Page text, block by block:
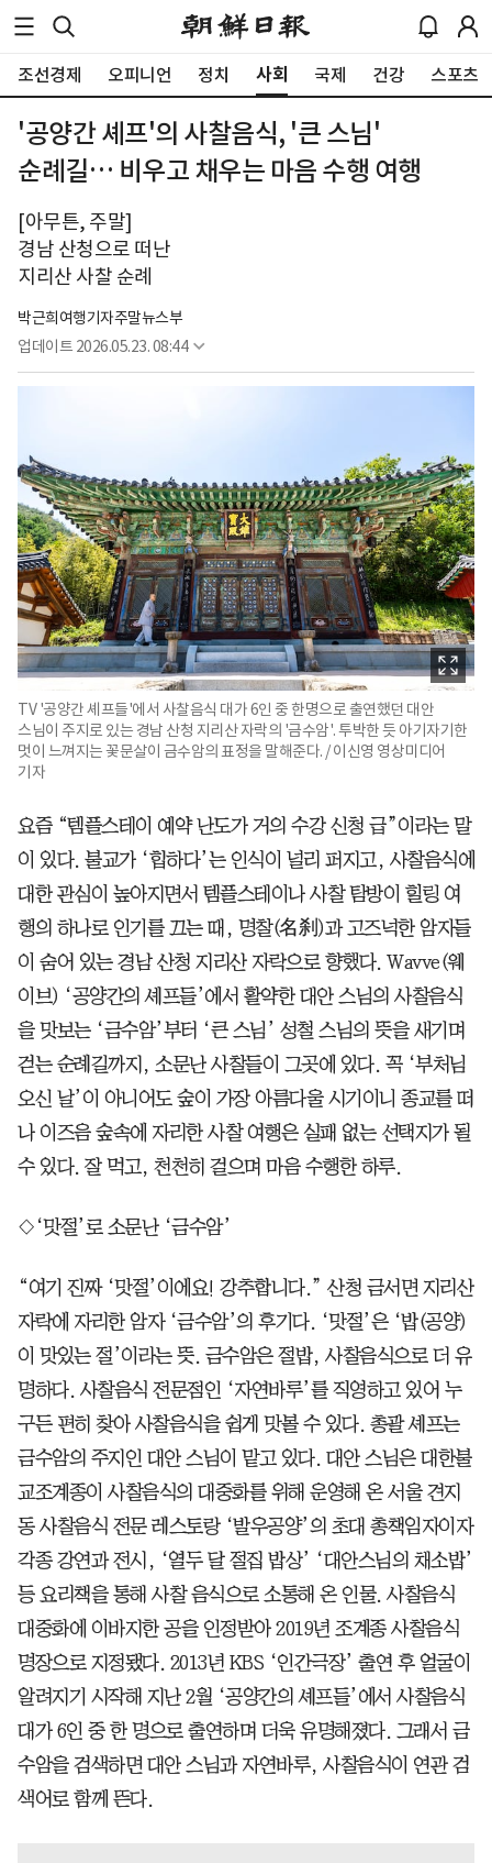
조선경제 오피니언 정치 사회 국제 건강 스포츠
'공양간 셰프'의 사찰음식, '큰 스님'
순례길… 비우고 채우는 마음 수행 여행
[아무튼, 주말]
경남 산청으로 떠난
지리산 사찰 순례
박근희여행기자주말뉴스부
업데이트 2026.05.23. 08:44
TV '공양간 셰프들'에서 사찰음식 대가 6인 중 한명으로 출연했던 대안
스님이 주지로 있는 경남 산청 지리산 자락의 '금수암'. 투박한 듯 아기자기한
멋이 느껴지는 꽃문살이 금수암의 표정을 말해준다. / 이신영 영상미디어
기자
요즘 “템플스테이 예약 난도가 거의 수강 신청 급”이라는 말
이 있다. 불교가 ‘힙하다’는 인식이 널리 퍼지고, 사찰음식에
대한 관심이 높아지면서 템플스테이나 사찰 탐방이 힐링 여
행의 하나로 인기를 끄는 때, 명찰(名刹)과 고즈넉한 암자들
이 숨어 있는 경남 산청 지리산 자락으로 향했다. Wavve(웨
이브) ‘공양간의 셰프들’에서 활약한 대안 스님의 사찰음식
을 맛보는 ‘금수암’부터 ‘큰 스님’ 성철 스님의 뜻을 새기며
걷는 순례길까지, 소문난 사찰들이 그곳에 있다. 꼭 ‘부처님
오신 날’이 아니어도 숲이 가장 아름다울 시기이니 종교를 떠
나 이즈음 숲속에 자리한 사찰 여행은 실패 없는 선택지가 될
수 있다. 잘 먹고, 천천히 걸으며 마음 수행한 하루.
◇‘맛절’로 소문난 ‘금수암’
“여기 진짜 ‘맛절’이에요! 강추합니다.” 산청 금서면 지리산
자락에 자리한 암자 ‘금수암’의 후기다. ‘맛절’은 ‘밥(공양)
이 맛있는 절’이라는 뜻. 금수암은 절밥, 사찰음식으로 더 유
명하다. 사찰음식 전문점인 ‘자연바루’를 직영하고 있어 누
구든 편히 찾아 사찰음식을 쉽게 맛볼 수 있다. 총괄 셰프는
금수암의 주지인 대안 스님이 맡고 있다. 대안 스님은 대한불
교조계종이 사찰음식의 대중화를 위해 운영해 온 서울 견지
동 사찰음식 전문 레스토랑 ‘발우공양’의 초대 총책임자이자
각종 강연과 전시, ‘열두 달 절집 밥상’ ‘대안스님의 채소밥’
등 요리책을 통해 사찰 음식으로 소통해 온 인물. 사찰음식
대중화에 이바지한 공을 인정받아 2019년 조계종 사찰음식
명장으로 지정됐다. 2013년 KBS ‘인간극장’ 출연 후 얼굴이
알려지기 시작해 지난 2월 ‘공양간의 셰프들’에서 사찰음식
대가 6인 중 한 명으로 출연하며 더욱 유명해졌다. 그래서 금
수암을 검색하면 대안 스님과 자연바루, 사찰음식이 연관 검
색어로 함께 뜬다.